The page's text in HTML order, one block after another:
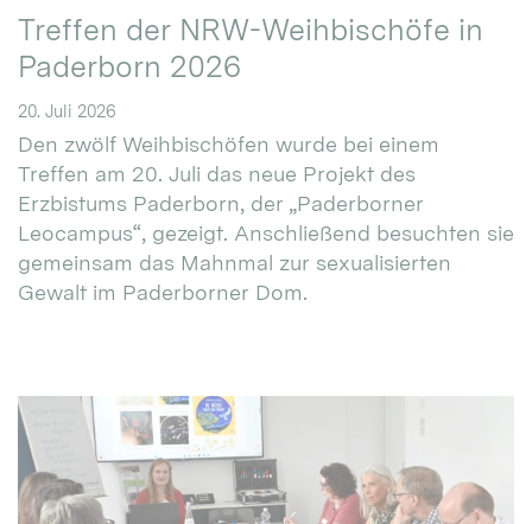
Treffen der NRW-Weihbischöfe in
Paderborn 2026
20. Juli 2026
Den zwölf Weihbischöfen wurde bei einem
Treffen am 20. Juli das neue Projekt des
Erzbistums Paderborn, der „Paderborner
Leocampus“, gezeigt. Anschließend besuchten sie
gemeinsam das Mahnmal zur sexualisierten
Gewalt im Paderborner Dom.